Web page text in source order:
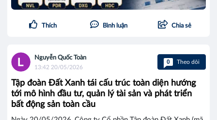
Thích Bình luận Chia sẻ
Nguyễn Quốc Toàn
13:42 20/05/2026
0 Theo dõi
Tập đoàn Đất Xanh tái cấu trúc toàn diện hướng
tới mô hình đầu tư, quản lý tài sản và phát triển
bất động sản toàn cầu